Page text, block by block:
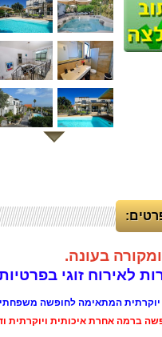
בעונה.
לאירוח זוגי
המתאימה לחופשה
ברמה אחרת איכותית ויוקרתית